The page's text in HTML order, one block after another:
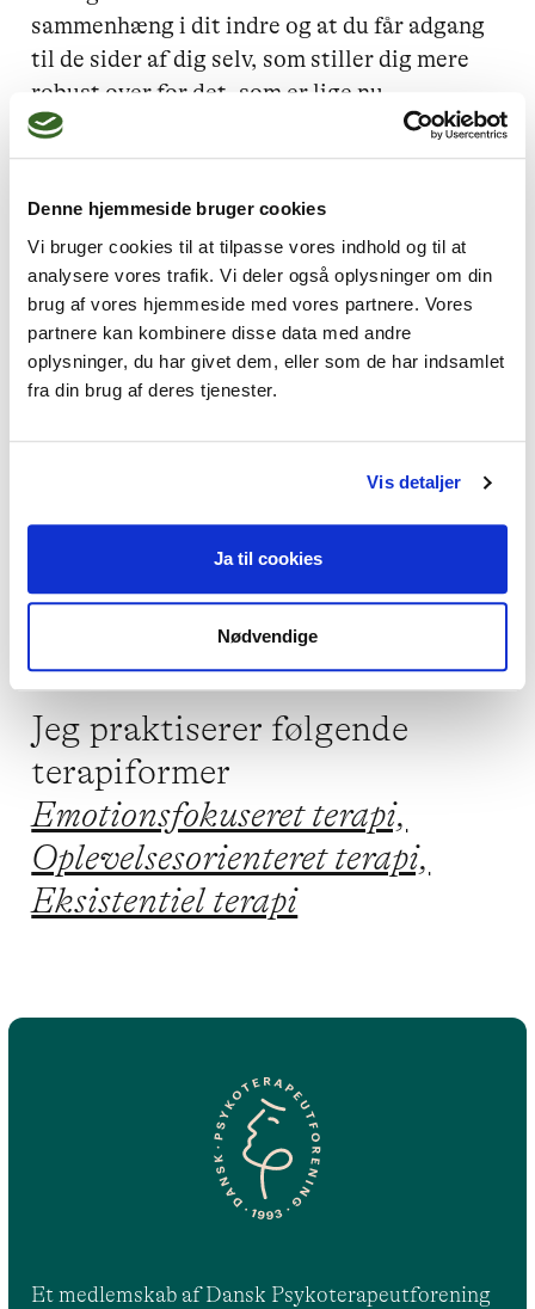
Denne hjemmeside bruger cookies
Vi bruger cookies til at tilpasse vores indhold og til at
analysere vores trafik. Vi deler også oplysninger om din
brug af vores hjemmeside med vores partnere. Vores
partnere kan kombinere disse data med andre
oplysninger, du har givet dem, eller som de har indsamlet
fra din brug af deres tjenester.
Vis detaljer
Ja til cookies
Nødvendige
sammenhæng i dit indre og at du får adgang
til de sider af dig selv, som stiller dig mere
robust over for det, som er lige nu.
Det er præcis, når vi står der - mere
forståelige overfor os selv, at vi begynder at
få det bedre. Fordi vi begynder at tage os
bedre af os selv og fordi vi finder bedre
løsninger på de problemer, vi står foran.
Familieproblemer, Ensomhed,
Lavt selvværd
Jeg praktiserer følgende
terapiformer
Emotionsfokuseret terapi,
Oplevelsesorienteret terapi,
Eksistentiel terapi
Et medlemskab af Dansk Psykoterapeutforening